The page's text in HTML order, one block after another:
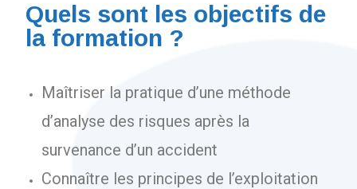
Quels sont les objectifs de
la formation ?
Maîtriser la pratique d’une méthode
d’analyse des risques après la
survenance d’un accident
Connaître les principes de l’exploitation